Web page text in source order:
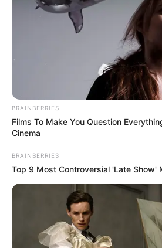
BRAINBERRIES
Films To Make You Question
Cinema
BRAINBERRIES
Top 9 Most Controversial 'Late Show'